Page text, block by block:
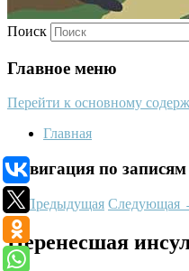
Поиск
Главное меню
Перейти к основному
Главная
Навигация по записям
←Предыдущая Следующая
Перенесшая